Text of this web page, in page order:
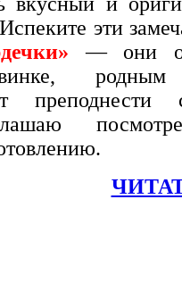
эти
— они
преподнести